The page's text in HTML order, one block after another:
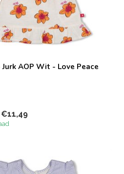
AOP Wit - Love Peace
€11,49